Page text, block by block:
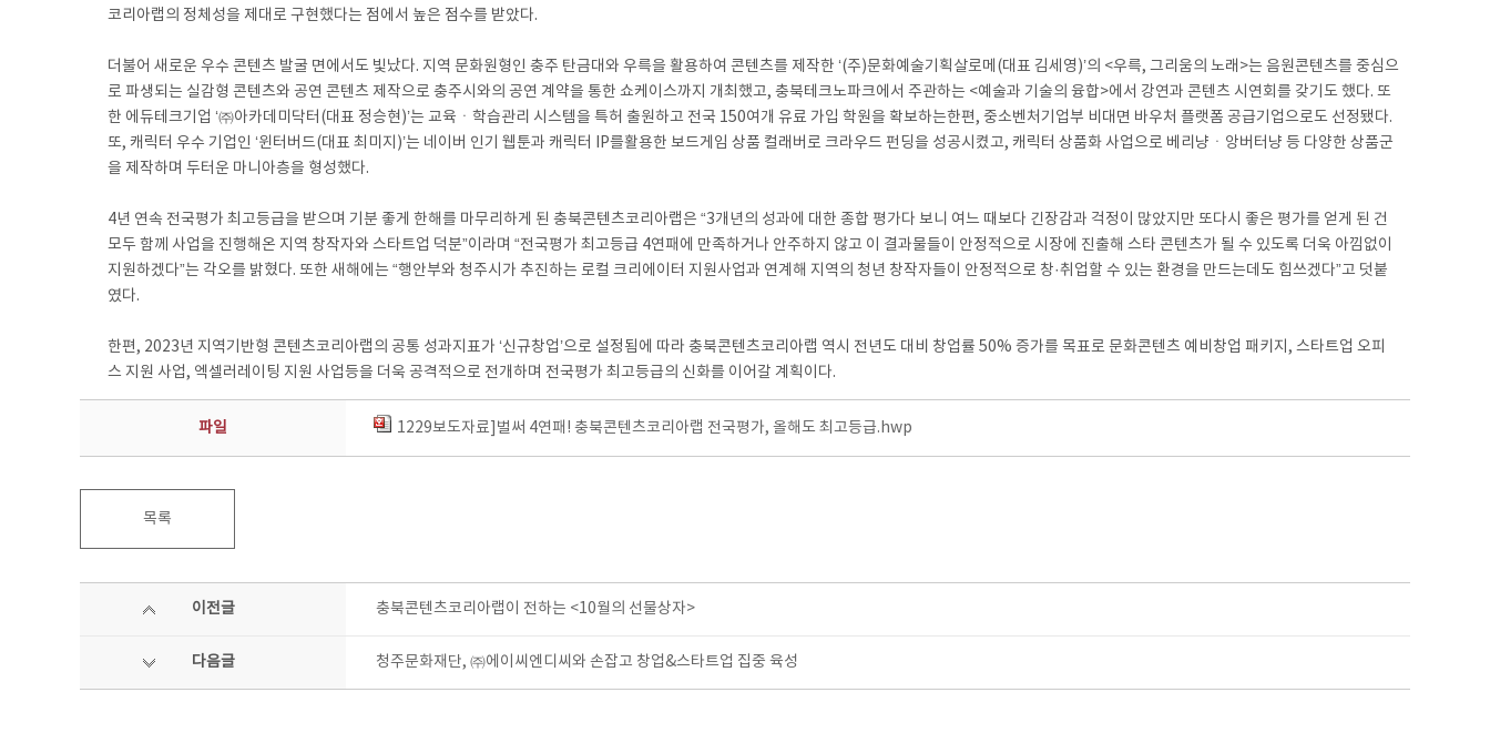
코리아랩의 정체성을 제대로 구현했다는 점에서 높은 점수를 받았다.
더불어 새로운 우수 콘텐츠 발굴 면에서도 빛났다. 지역 문화원형인 충주 탄금대와 우륵을 활용하여 콘텐츠를 제작한 ‘(주)문화예술기획살로메(대표 김세영)’의 <우륵, 그리움의 노래>는 음원콘텐츠를 중심으
로 파생되는 실감형 콘텐츠와 공연 콘텐츠 제작으로 충주시와의 공연 계약을 통한 쇼케이스까지 개최했고, 충북테크노파크에서 주관하는 <예술과 기술의 융합>에서 강연과 콘텐츠 시연회를 갖기도 했다. 또
한 에듀테크기업 ‘㈜아카데미닥터(대표 정승현)’는 교육ㆍ학습관리 시스템을 특허 출원하고 전국 150여개 유료 가입 학원을 확보하는한편, 중소벤처기업부 비대면 바우처 플랫폼 공급기업으로도 선정됐다.
또, 캐릭터 우수 기업인 ‘윈터버드(대표 최미지)’는 네이버 인기 웹툰과 캐릭터 IP를활용한 보드게임 상품 컬래버로 크라우드 펀딩을 성공시켰고, 캐릭터 상품화 사업으로 베리냥ㆍ앙버터냥 등 다양한 상품군
을 제작하며 두터운 마니아층을 형성했다.
4년 연속 전국평가 최고등급을 받으며 기분 좋게 한해를 마무리하게 된 충북콘텐츠코리아랩은 “3개년의 성과에 대한 종합 평가다 보니 여느 때보다 긴장감과 걱정이 많았지만 또다시 좋은 평가를 얻게 된 건
모두 함께 사업을 진행해온 지역 창작자와 스타트업 덕분”이라며 “전국평가 최고등급 4연패에 만족하거나 안주하지 않고 이 결과물들이 안정적으로 시장에 진출해 스타 콘텐츠가 될 수 있도록 더욱 아낌없이
지원하겠다”는 각오를 밝혔다. 또한 새해에는 “행안부와 청주시가 추진하는 로컬 크리에이터 지원사업과 연계해 지역의 청년 창작자들이 안정적으로 창·취업할 수 있는 환경을 만드는데도 힘쓰겠다”고 덧붙
였다.
한편, 2023년 지역기반형 콘텐츠코리아랩의 공통 성과지표가 ‘신규창업’으로 설정됨에 따라 충북콘텐츠코리아랩 역시 전년도 대비 창업률 50% 증가를 목표로 문화콘텐츠 예비창업 패키지, 스타트업 오피
스 지원 사업, 엑셀러레이팅 지원 사업등을 더욱 공격적으로 전개하며 전국평가 최고등급의 신화를 이어갈 계획이다.
파일 1229보도자료]벌써 4연패! 충북콘텐츠코리아랩 전국평가, 올해도 최고등급.hwp
목록
이전글 충북콘텐츠코리아랩이 전하는 <10월의 선물상자>
다음글 청주문화재단, ㈜에이씨엔디씨와 손잡고 창업&스타트업 집중 육성